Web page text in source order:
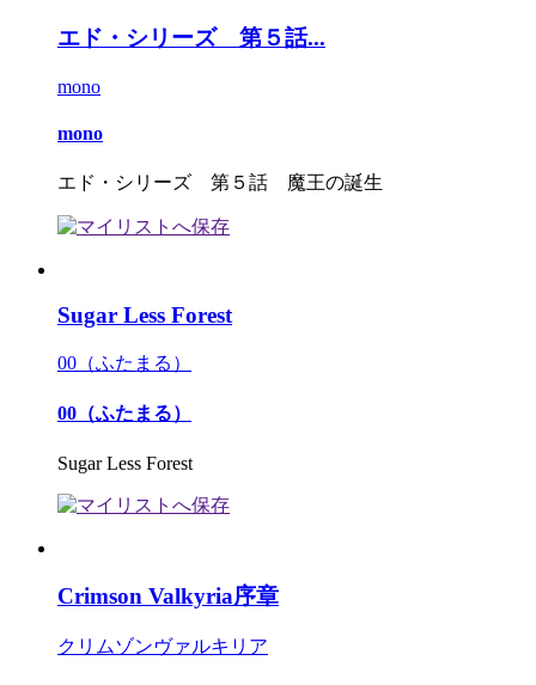
エド・シリーズ 第５話...
mono
mono
エド・シリーズ 第５話 魔王の誕生
Sugar Less Forest
00（ふたまる）
00（ふたまる）
Sugar Less Forest
Crimson Valkyria序章
クリムゾンヴァルキリア